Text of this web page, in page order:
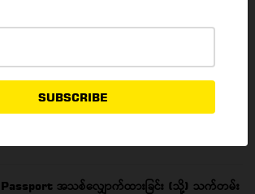
SUBSCRIBE
Thadar Ni Than 23 May, 2023
သီးသန့်ဆန်ဆန် Movie Date ချင်သူတွေအတွက်
Private Cinema (၁၀) ခု
Passport အသစ်လျှောက်ထားခြင်း (သို့) သက်တမ်း